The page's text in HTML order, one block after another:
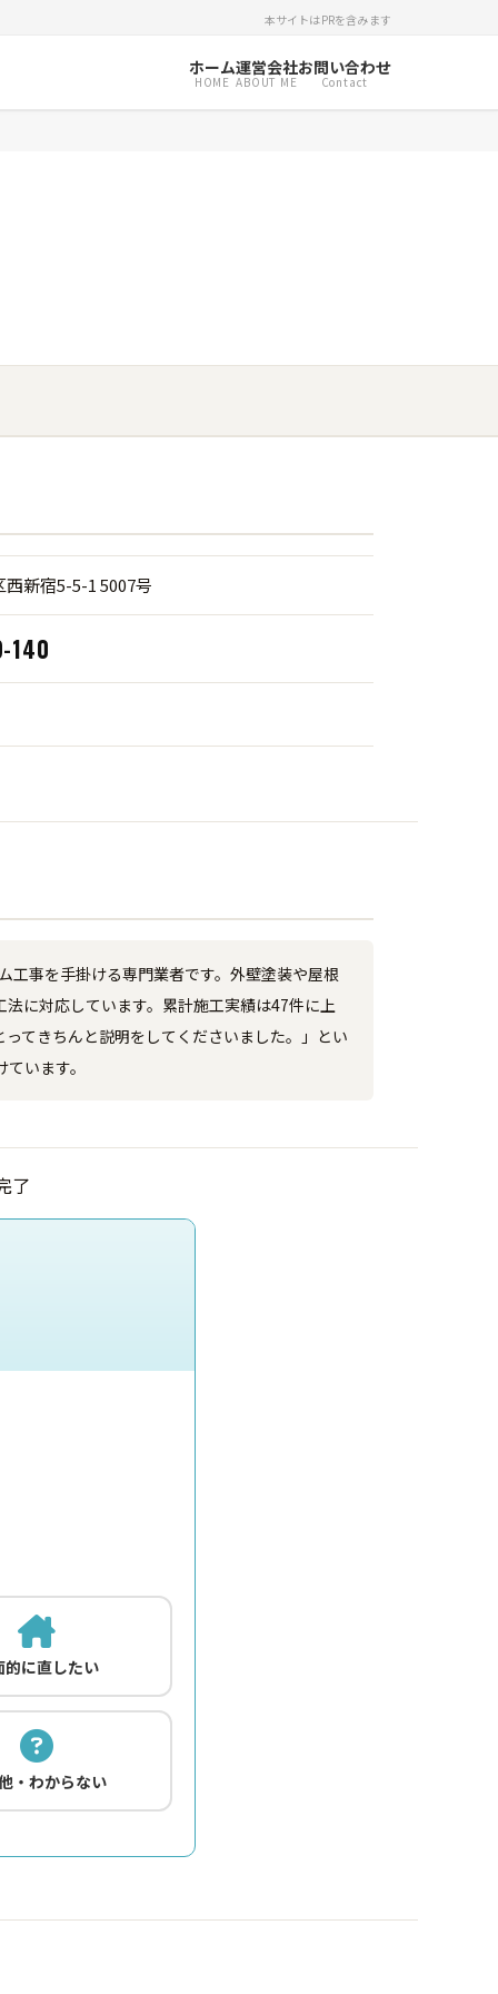
本サイトはPRを含みます
ホーム
HOME
運営会社
ABOUT ME
お問い合わせ
Contact
西新宿5-5-1 5007号
140
工事を手掛ける専門業者です。外壁塗装や屋根
に対応しています。累計施工実績は47件に上
てきちんと説明をしてくださいました。」とい
います。
的に直したい
・わからない